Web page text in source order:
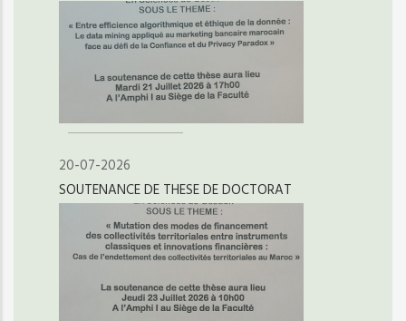
20-07-2026
SOUTENANCE DE THESE DE DOCTORAT